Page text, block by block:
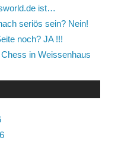
ist…
seriös sein? Nein!
noch? JA !!!
in Weissenhaus